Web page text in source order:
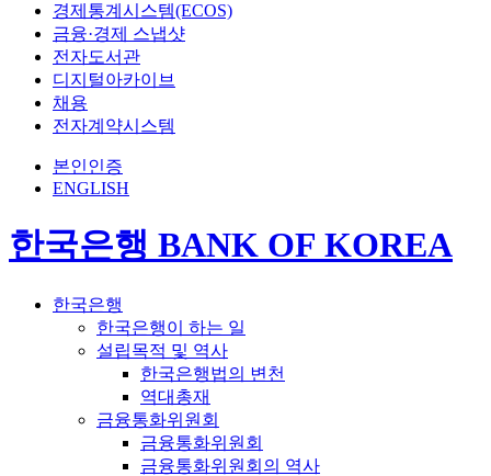
경제통계시스템(ECOS)
금융·경제 스냅샷
전자도서관
디지털아카이브
채용
전자계약시스템
본인인증
ENGLISH
한국은행 BANK OF KOREA
한국은행
한국은행이 하는 일
설립목적 및 역사
한국은행법의 변천
역대총재
금융통화위원회
금융통화위원회
금융통화위원회의 역사